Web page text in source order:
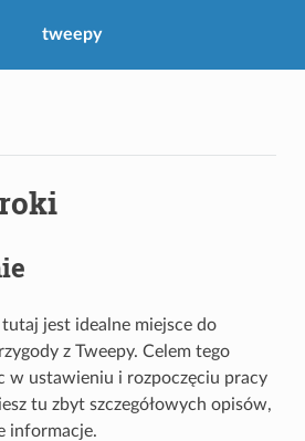
tweepy
jest idealne miejsce do
z Tweepy. Celem tego
w ustawieniu i rozpoczęciu pracy
tu zbyt szczegółowych opisów,
informacje.